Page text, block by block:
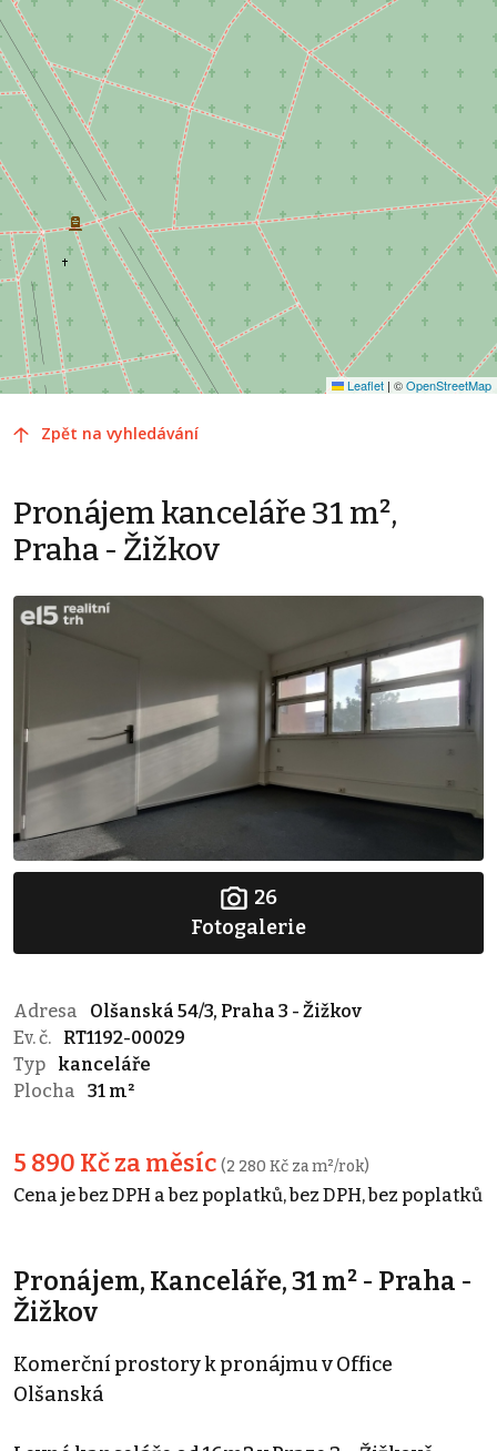
Leaflet | ©OpenStreetMap
Zpět na vyhledávání
Pronájem kanceláře 31 m²,
Praha - Žižkov
26
Fotogalerie
Adresa
Olšanská 54/3, Praha 3 - Žižkov
Ev. č.
RT1192-00029
Typ
kanceláře
Plocha
31 m²
5 890 Kč za měsíc (2 280 Kč za m²/rok)
Cena je bez DPH a bez poplatků, bez DPH, bez poplatků
Pronájem, Kanceláře, 31 m² - Praha -
Žižkov
Komerční prostory k pronájmu v Office
Olšanská